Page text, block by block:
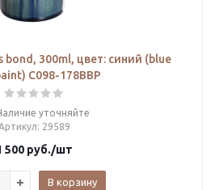
bond, 300ml, цвет: синий (blue
C098-178BBP
уточняйте
: 29589
500 руб./шт
В корзину